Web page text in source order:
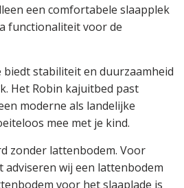
een comfortabele slaapplek
functionaliteit voor de
biedt stabiliteit en duurzaamheid
Het Robin kajuitbed past
moderne als landelijke
mee met je kind.
zonder lattenbodem. Voor
wij een lattenbodem
voor het slaaplade is